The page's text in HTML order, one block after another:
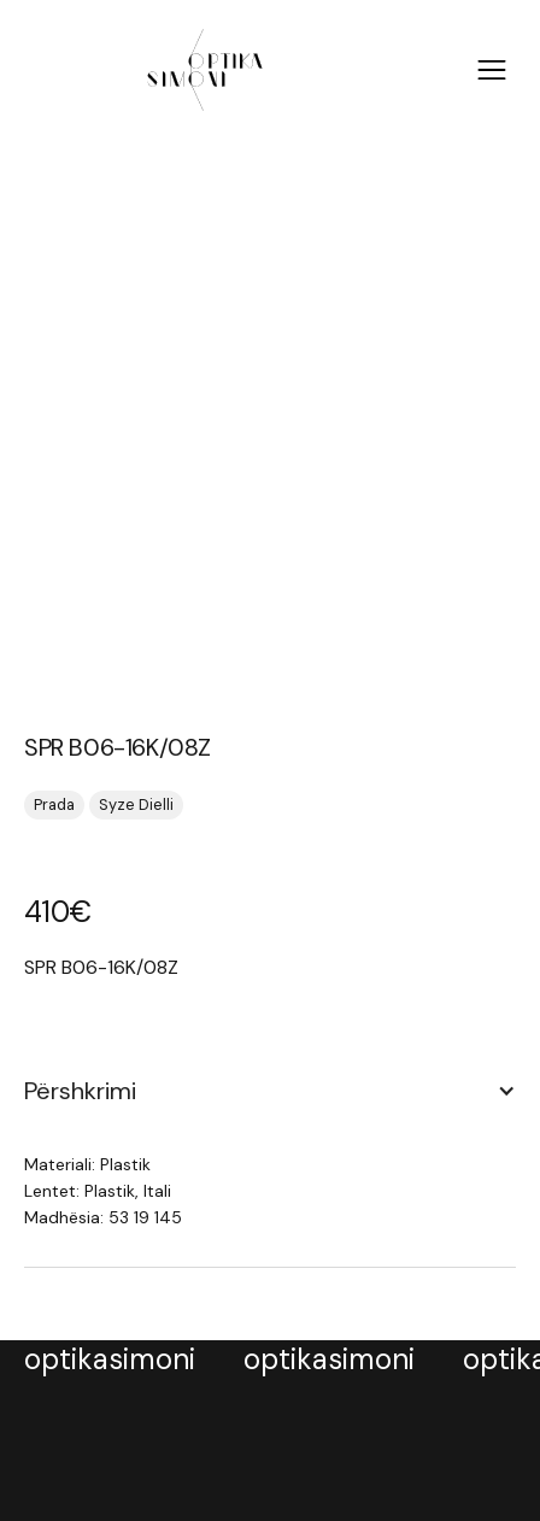
SPR B06-16K/08Z
Prada Syze Dielli
410€
SPR B06-16K/08Z
Përshkrimi
Materiali: Plastik
Lentet: Plastik, Itali
Madhësia: 53 19 145
optikasimoni optikasimoni